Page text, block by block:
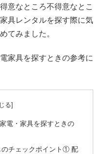
意なところ不得意なとこ
具レンタルを探す際に気
てみました。
家具を探すときの参考に
電・家具を探すときの
のチェックポイント① 配